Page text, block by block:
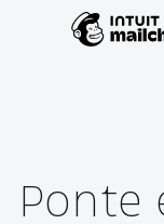
Ponte